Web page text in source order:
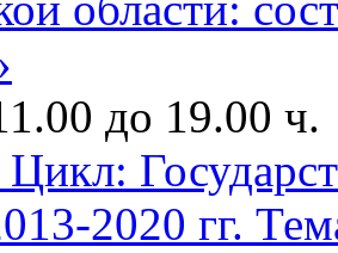
до 19.00 ч.
2020 гг.